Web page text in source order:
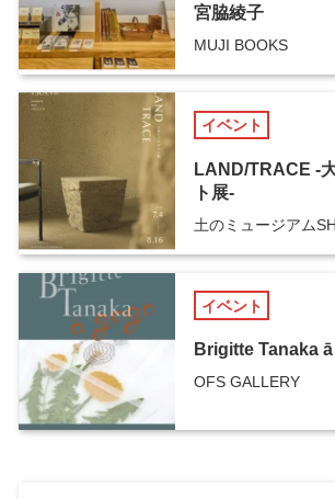
宮脇綾子
MUJI BOOKS
イベント
LAND/TRACE -
ト展-
土のミュージアム
イベント
Brigitte Tanaka
OFS GALLERY